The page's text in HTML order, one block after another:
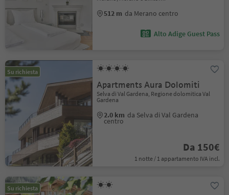
512 m da Merano centro
Alto Adige Guest Pass
Su richiesta
Apartments Aura Dolomiti
Selva di Val Gardena, Regione dolomitica Val
Gardena
2.0 km da Selva di Val Gardena
centro
Da 150€
1 notte / 1 appartamento IVA incl.
Su richiesta